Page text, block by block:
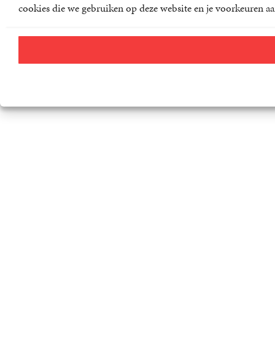
cookies die we gebruiken op deze website en je voorkeuren